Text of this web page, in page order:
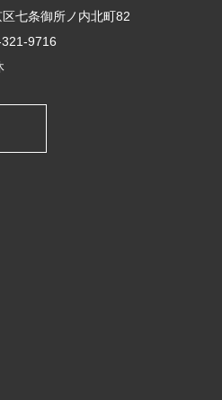
七条御所ノ内北町82
9716